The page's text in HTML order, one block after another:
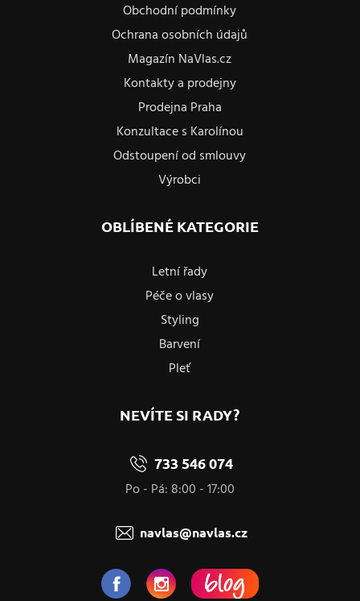
Obchodní podmínky
Ochrana osobních údajů
Magazín NaVlas.cz
Kontakty a prodejny
Prodejna Praha
Konzultace s Karolínou
Odstoupení od smlouvy
Výrobci
OBLÍBENÉ KATEGORIE
Letní řady
Péče o vlasy
Styling
Barvení
Pleť
NEVÍTE SI RADY?
733 546 074
Po - Pá: 8:00 - 17:00
navlas@navlas.cz